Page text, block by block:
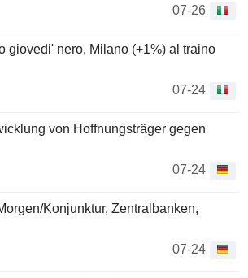
07-26
giovedi' nero, Milano (+1%) al traino
07-24
von Hoffnungsträger gegen
07-24
Konjunktur, Zentralbanken,
07-24